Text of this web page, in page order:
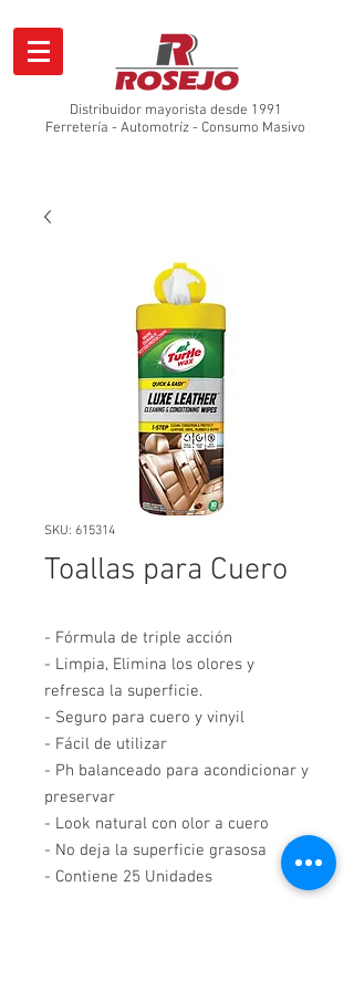
Distribuidor mayorista desde 1991
Ferretería - Automotríz - Consumo Masivo
SKU: 615314
Toallas para Cuero
- Fórmula de triple acción
- Limpia, Elimina los olores y
refresca la superficie.
- Seguro para cuero y vinyil
- Fácil de utilizar
- Ph balanceado para acondicionar y
preservar
- Look natural con olor a cuero
- No deja la superficie grasosa
- Contiene 25 Unidades